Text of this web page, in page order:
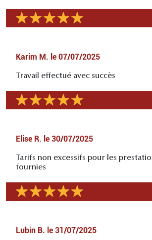
Karim M. le 07/07/2025
Travail effectué avec succès
Elise R. le 30/07/2025
Tarifs non excessifs pour les
fournies
Lubin B. le 31/07/2025